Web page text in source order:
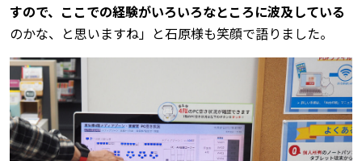
すので、ここでの経験がいろいろなところに波及している
のかな、と思いますね」と石原様も笑顔で語りました。